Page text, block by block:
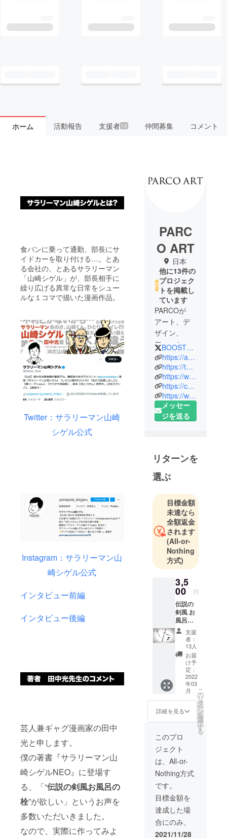
ホーム 活動報告 支援者 13 仲間募集 コメント
食パンに乗って通勤、部長にサ
イドカーを取り付ける…。とあ
る会社の、とあるサラリーマン
「山崎シゲル」が、部長相手に
繰り広げる異常な日常をシュー
ルな１コマで描いた漫画作品。
Twitter：サラリーマン山崎
シゲル公式
Instagram：サラリーマン山
崎シゲル公式
インタビュー前編
インタビュー後編
芸人兼ギャグ漫画家の田中
光と申します。
僕の著書『サラリーマン山
崎シゲルNEO』に登場す
る、「“伝説の剣風お風呂の
栓”が欲しい」というお声を
多数いただいきました。
なので、実際に作ってみよ
PARC
O ART
日本
他に13件の
プロジェク
トを掲載し
ています
PARCOが
アート、デ
ザイン、
ファッショ
ン、サブカ
ルチャー、
そして国内
外の若い才
能や、世界
第一線で活
躍する方々
つボーダレ
スに、独自
の目線で新
コトの企画
展を創造し
ます。
BOOSTER_PARCO
https://art.parco.jp/
https://twitter.com/parco_art
https://www.instagram.com/parco_art/
https://camp-fire.jp/booster-parco
https://www.instagram.com/booster_parco/
メッセー
ジを送る
リターンを
選ぶ
目標金額
未達なら
全額返金
されます
(All-or-
Nothing
方式)
3,5
00 円
伝説の
剣風 お
風呂の
栓 × １
本 ※画
像はイ
メージ
です。
※消費税
(10%）
を含ん
だ金額
となっ
ており
ます。
※送料別
となり
ます。
支援
者：
13人
お届
け予
定：
2022
年03
月
詳細を見る
こ
の
リ
タ
ー
ン
を
選
択
す
る
このプロ
ジェクト
は、All-or-
Nothing方式
です。
目標金額を
達成した場
合にのみ、
2021/11/28